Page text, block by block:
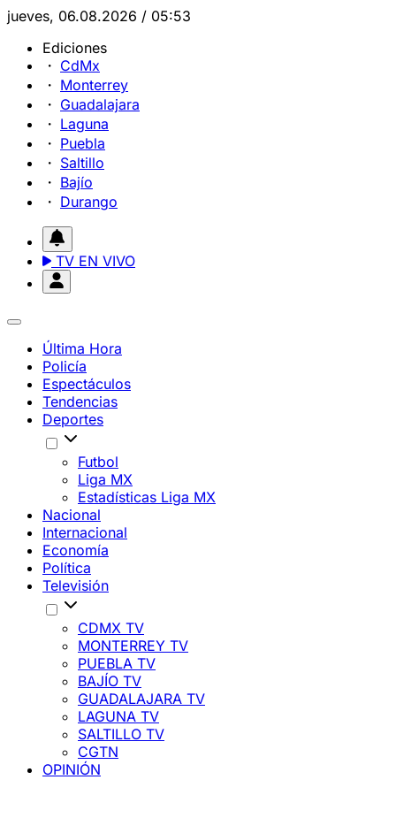
jueves, 06.08.2026 / 05:53
Ediciones
CdMx
Monterrey
Guadalajara
Laguna
Puebla
Saltillo
Bajío
Durango
TV EN VIVO
Última Hora
Policía
Espectáculos
Tendencias
Deportes
Futbol
Liga MX
Estadísticas Liga MX
Nacional
Internacional
Economía
Política
Televisión
CDMX TV
MONTERREY TV
PUEBLA TV
BAJÍO TV
GUADALAJARA TV
LAGUNA TV
SALTILLO TV
CGTN
OPINIÓN